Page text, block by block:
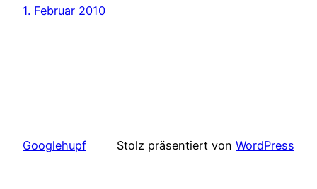
1. Februar 2010
Googlehupf Stolz präsentiert von WordPress